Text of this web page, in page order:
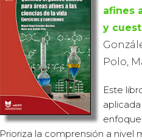
afines
y
Polo,
Este
Prioriza la comprensión a nivel